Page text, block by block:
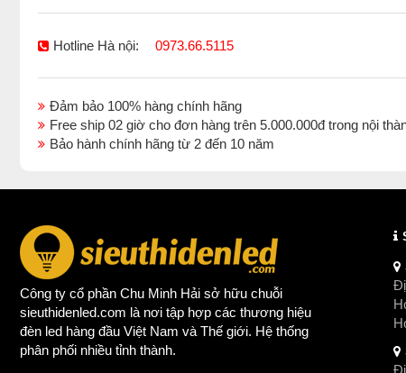
Hotline Hà nội: 0973.66.5115
Đảm bảo 100% hàng chính hãng
Free ship 02 giờ cho đơn hàng trên 5.000.000đ trong nội
Bảo hành chính hãng từ 2 đến 10 năm
Công ty cổ phần Chu Minh Hải sở hữu chuỗi
sieuthidenled.com là nơi tập hợp các thương hiệu
đèn led hàng đầu Việt Nam và Thế giới. Hệ thống
phân phối nhiều tỉnh thành.